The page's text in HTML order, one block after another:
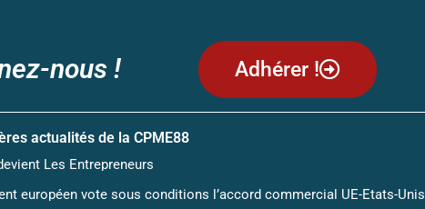
nous ! Adhérer !
actualités de la CPME88
Les Entrepreneurs
européen vote sous conditions l’accord commercial UE-Etats-Unis